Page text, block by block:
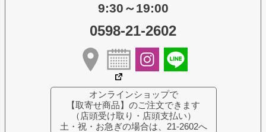
9:30～19:00
0598-21-2602
オンラインショップで
【取寄せ商品】のご注文できます
（店頭受け取り・店頭支払い）
土・祝・お急ぎの場合は、21-2602へ